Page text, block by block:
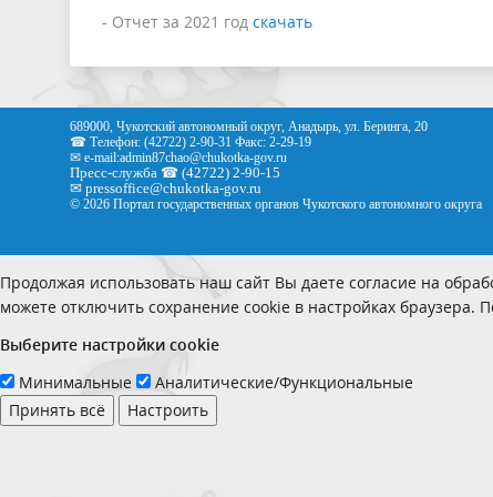
- Отчет за 2021 год скачать
689000, Чукотский автономный округ, Анадырь, ул. Беринга, 20
☎ Телефон: (42722) 2-90-31 Факс: 2-29-19
✉ e-mail:admin87chao@chukotka-gov.ru
Пресс-служба ☎ (42722) 2-90-15
✉ pressoffice@chukotka-gov.ru
© 2026 Портал государственных органов Чукотского автономного округа
Продолжая использовать наш сайт Вы даете согласие на
можете отключить сохранение cookie в настройках браузера.
Выберите настройки cookie
Минимальные
Аналитические/Функциональные
Принять всё
Настроить